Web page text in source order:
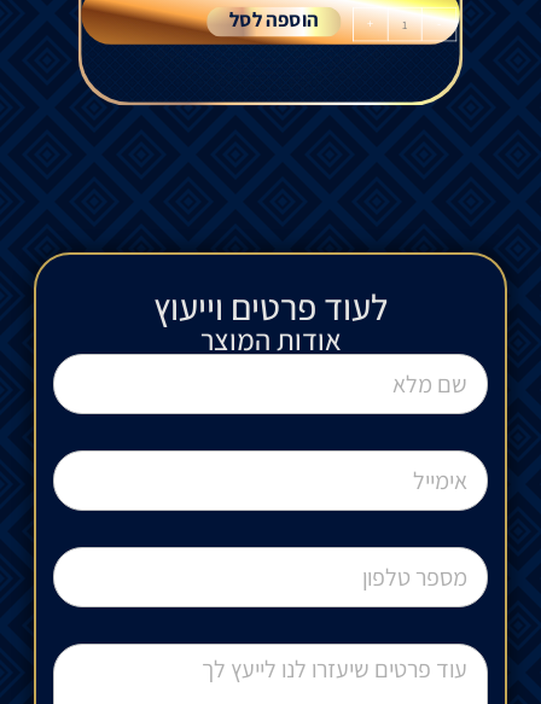
-
+ הוספה לסל
לעוד פרטים וייעוץ​
אודות המוצר